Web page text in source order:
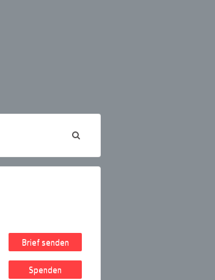
Brief senden
Spenden